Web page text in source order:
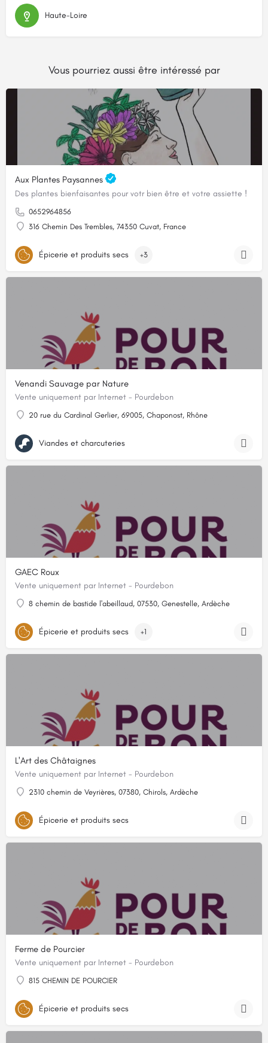
Haute-Loire
Vous pourriez aussi être intéressé par
Aux Plantes Paysannes
Des plantes bienfaisantes pour votr bien être et votre assiette !
0652964856
316 Chemin Des Trembles, 74350 Cuvat, France
Épicerie et produits secs +3
Venandi Sauvage par Nature
Vente uniquement par Internet - Pourdebon
20 rue du Cardinal Gerlier, 69005, Chaponost, Rhône
Viandes et charcuteries
GAEC Roux
Vente uniquement par Internet - Pourdebon
8 chemin de bastide l'abeillaud, 07530, Genestelle, Ardèche
Épicerie et produits secs +1
L'Art des Châtaignes
Vente uniquement par Internet - Pourdebon
2310 chemin de Veyrières, 07380, Chirols, Ardèche
Épicerie et produits secs
Ferme de Pourcier
Vente uniquement par Internet - Pourdebon
815 CHEMIN DE POURCIER
Épicerie et produits secs